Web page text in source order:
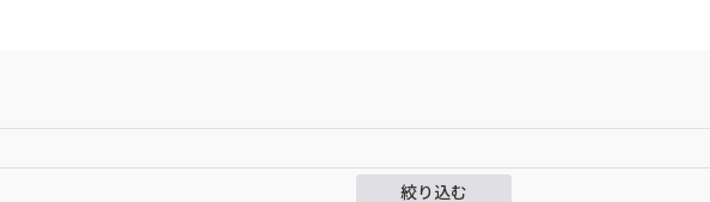
絞り込む